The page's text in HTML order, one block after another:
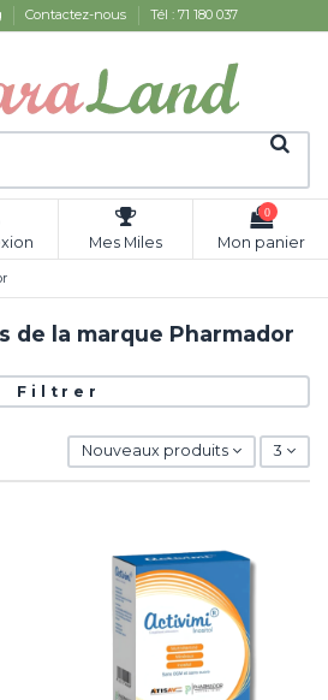
Contactez-nous Tél : 71 180 037
Mes Miles
0
Mon panier
de la marque Pharmador
Filtrer
Nouveaux produits 3